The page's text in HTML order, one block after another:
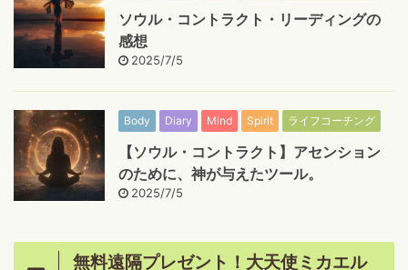
ソウル・コントラクト・リーディングの
感想
2025/7/5
Body Diary Mind Spirit ライフコーチング
【ソウル・コントラクト】アセンション
のために、神が与えたツール。
2025/7/5
無料遠隔プレゼント！大天使ミカエル